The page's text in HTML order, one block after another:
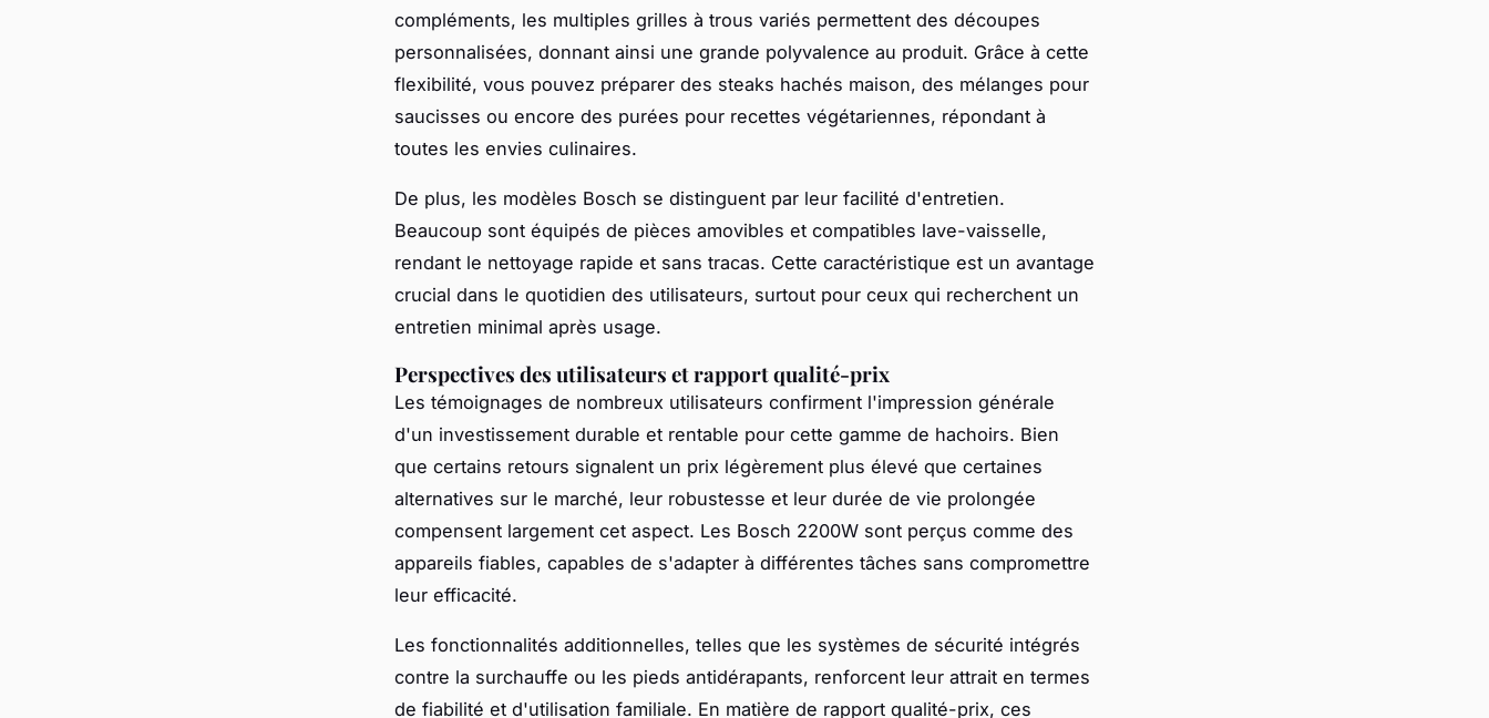
compléments, les multiples grilles à trous variés permettent des découpes
personnalisées, donnant ainsi une grande polyvalence au produit. Grâce à cette
flexibilité, vous pouvez préparer des steaks hachés maison, des mélanges pour
saucisses ou encore des purées pour recettes végétariennes, répondant à
toutes les envies culinaires.
De plus, les modèles Bosch se distinguent par leur facilité d'entretien.
Beaucoup sont équipés de pièces amovibles et compatibles lave-vaisselle,
rendant le nettoyage rapide et sans tracas. Cette caractéristique est un avantage
crucial dans le quotidien des utilisateurs, surtout pour ceux qui recherchent un
entretien minimal après usage.
Perspectives des utilisateurs et rapport qualité-prix
Les témoignages de nombreux utilisateurs confirment l'impression générale
d'un investissement durable et rentable pour cette gamme de hachoirs. Bien
que certains retours signalent un prix légèrement plus élevé que certaines
alternatives sur le marché, leur robustesse et leur durée de vie prolongée
compensent largement cet aspect. Les Bosch 2200W sont perçus comme des
appareils fiables, capables de s'adapter à différentes tâches sans compromettre
leur efficacité.
Les fonctionnalités additionnelles, telles que les systèmes de sécurité intégrés
contre la surchauffe ou les pieds antidérapants, renforcent leur attrait en termes
de fiabilité et d'utilisation familiale. En matière de rapport qualité-prix, ces